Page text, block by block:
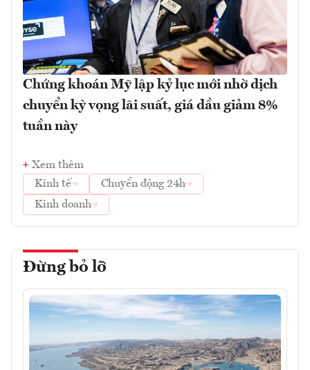
Chứng khoán Mỹ lập kỷ lục mới nhờ dịch
chuyển kỳ vọng lãi suất, giá dầu giảm 8%
tuần này
Xem thêm
Kinh tế
Chuyển động 24h
Kinh doanh
Đừng bỏ lỡ